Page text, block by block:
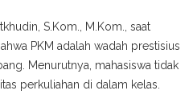
S.Kom., M.Kom., saat
PKM adalah wadah prestisius
Menurutnya, mahasiswa tidak
perkuliahan di dalam kelas.